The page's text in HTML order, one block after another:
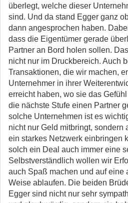
überlegt, welche dieser
sind. Und da stand Egger ganz
dann angesprochen haben.
dass die Eigentümer gerade
Partner an Bord holen sollen.
nicht nur im Druckbereich. Auch
Transaktionen, die wir machen,
Unternehmer in ihrer
erreicht haben, wo sie das
die nächste Stufe einen Partner
solche Unternehmen ist es
nicht nur Geld mitbringt, sondern
ein starkes Netzwerk einbringen
solch ein Deal auch immer eine
Selbstverständlich wollen wir
auch Spaß machen und auf eine
Weise ablaufen. Die beiden
Egger sind nicht nur sehr